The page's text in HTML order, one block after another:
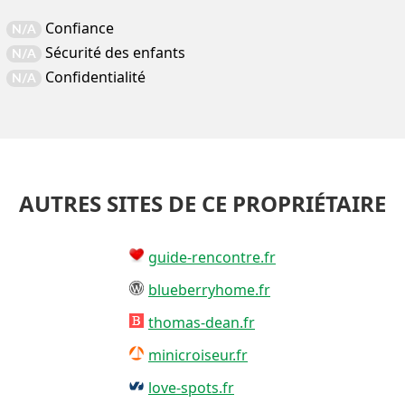
N/A Confiance
N/A Sécurité des enfants
N/A Confidentialité
AUTRES SITES DE CE PROPRIÉTAIRE
guide-rencontre.fr
blueberryhome.fr
thomas-dean.fr
minicroiseur.fr
love-spots.fr